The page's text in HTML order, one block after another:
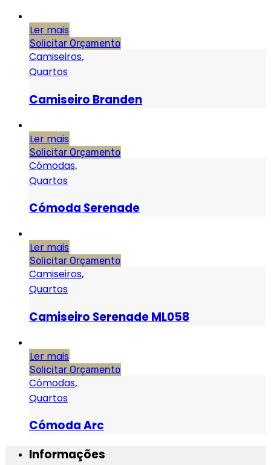
Ler mais
Solicitar Orçamento
Camiseiros,
Quartos
Camiseiro Branden
Ler mais
Solicitar Orçamento
Cómodas,
Quartos
Cómoda Serenade
Ler mais
Solicitar Orçamento
Camiseiros,
Quartos
Camiseiro Serenade ML058
Ler mais
Solicitar Orçamento
Cómodas,
Quartos
Cómoda Arc
Informações